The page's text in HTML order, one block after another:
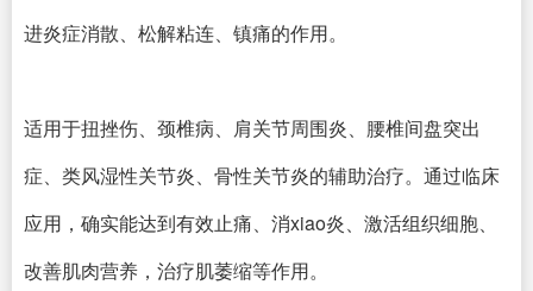
进炎症消散、松解粘连、镇痛的作用。
适用于扭挫伤、颈椎病、肩关节周围炎、腰椎间盘突出
症、类风湿性关节炎、骨性关节炎的辅助治疗。通过临床
应用，确实能达到有效止痛、消xiao炎、激活组织细胞、
改善肌肉营养，治疗肌萎缩等作用。